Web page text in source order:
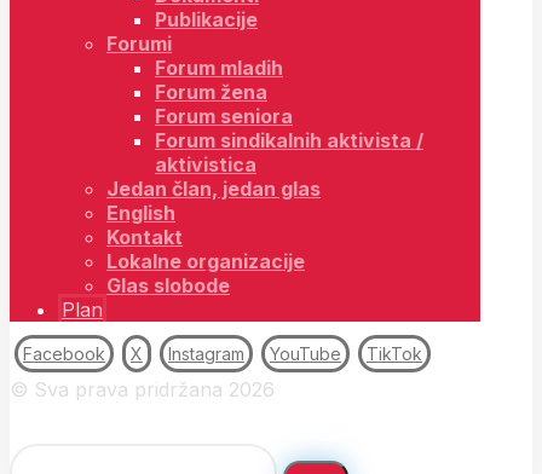
Publikacije
Forumi
Forum mladih
Forum žena
Forum seniora
Forum sindikalnih aktivista /
aktivistica
Jedan član, jedan glas
English
Kontakt
Lokalne organizacije
Glas slobode
Plan
Facebook X Instagram YouTube TikTok
© Sva prava pridržana 2026